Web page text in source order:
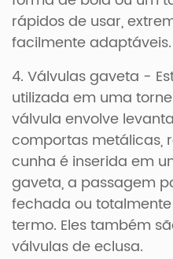
rápidos de usar,
facilmente adaptáveis.
4. Válvulas gaveta -
utilizada em uma
válvula envolve
comportas metálicas,
cunha é inserida em
gaveta, a passagem
fechada ou
termo. Eles também
válvulas de eclusa.